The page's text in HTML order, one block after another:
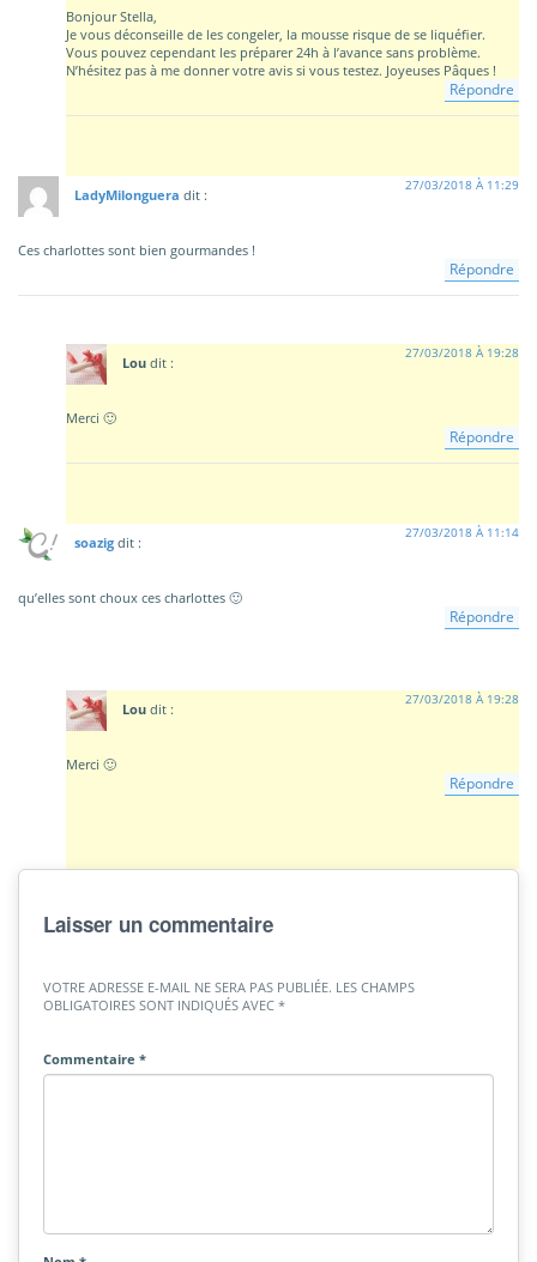
Bonjour Stella,
Je vous déconseille de les congeler, la mousse risque de se liquéfier.
Vous pouvez cependant les préparer 24h à l’avance sans problème.
N’hésitez pas à me donner votre avis si vous testez. Joyeuses Pâques !
Répondre
LadyMilonguera dit :
27/03/2018 À 11:29
Ces charlottes sont bien gourmandes !
Répondre
Lou dit :
27/03/2018 À 19:28
Merci 🙂
Répondre
soazig dit :
27/03/2018 À 11:14
qu’elles sont choux ces charlottes 🙂
Répondre
Lou dit :
27/03/2018 À 19:28
Merci 🙂
Répondre
Laisser un commentaire
VOTRE ADRESSE E-MAIL NE SERA PAS PUBLIÉE. LES CHAMPS
OBLIGATOIRES SONT INDIQUÉS AVEC *
Commentaire *